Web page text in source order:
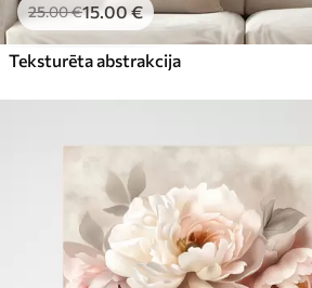
25.00€15.00€
Teksturēta abstrakcija